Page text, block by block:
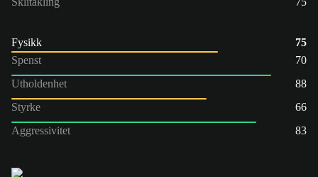
Fysikk
75
Spenst
70
Utholdenhet
88
Styrke
66
Aggressivitet
83